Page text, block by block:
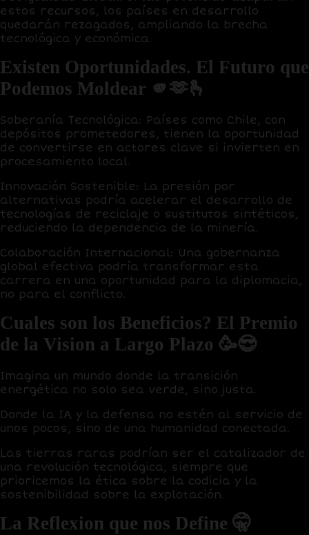
estos recursos, los países en desarrollo
quedarán rezagados, ampliando la brecha
tecnológica y económica.
Existen Oportunidades. El Futuro que
Podemos Moldear 🫵🫶🫰
Soberanía Tecnológica: Países como Chile, con
depósitos prometedores, tienen la oportunidad
de convertirse en actores clave si invierten en
procesamiento local.
Innovación Sostenible: La presión por
alternativas podría acelerar el desarrollo de
tecnologías de reciclaje o sustitutos sintéticos,
reduciendo la dependencia de la minería.
Colaboración Internacional: Una gobernanza
global efectiva podría transformar esta
carrera en una oportunidad para la diplomacia,
no para el conflicto.
Cuales son los Beneficios? El Premio
de la Vision a Largo Plazo 🥳😎
Imagina un mundo donde la transición
energética no solo sea verde, sino justa.
Donde la IA y la defensa no estén al servicio de
unos pocos, sino de una humanidad conectada.
Las tierras raras podrían ser el catalizador de
una revolución tecnológica, siempre que
prioricemos la ética sobre la codicia y la
sostenibilidad sobre la explotación.
La Reflexion que nos Define 🤫